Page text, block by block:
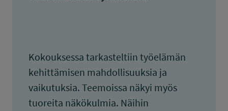
Kokouksessa tarkasteltiin työelämän
kehittämisen mahdollisuuksia ja
vaikutuksia. Teemoissa näkyi myös
tuoreita näkökulmia. Näihin